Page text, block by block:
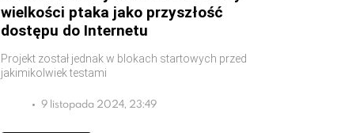
wielkości ptaka jako przyszłość
dostępu do Internetu
Projekt został jednak w blokach startowych przed
jakimikolwiek testami
9 listopada 2024, 23:49